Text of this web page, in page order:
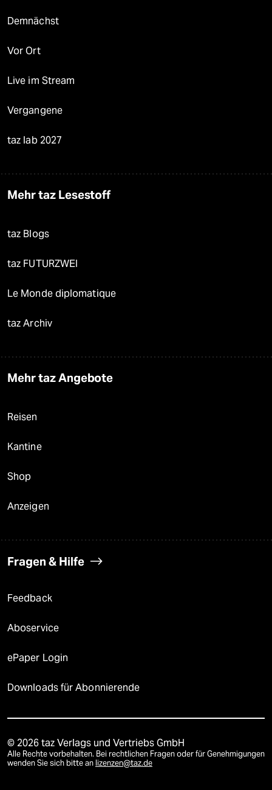
Demnächst
Vor Ort
Live im Stream
Vergangene
taz lab 2027
Mehr taz Lesestoff
taz Blogs
taz FUTURZWEI
Le Monde diplomatique
taz Archiv
Mehr taz Angebote
Reisen
Kantine
Shop
Anzeigen
Fragen & Hilfe
Feedback
Aboservice
ePaper Login
Downloads für Abonnierende
© 2026 taz Verlags und Vertriebs GmbH
Alle Rechte vorbehalten. Bei rechtlichen Fragen oder für Genehmigungen
wenden Sie sich bitte an lizenzen@taz.de